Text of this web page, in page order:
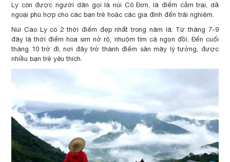
Ly còn được người dân gọi là núi Cô Đơn, là điểm cắm trại, dã
ngoại phù hợp cho các bạn trẻ hoặc các gia đình đến trải nghiệm.
Núi Cao Ly có 2 thời điểm đẹp nhất trong năm là: Từ tháng 7-9
đây là thời điểm hoa sim nở rộ, nhuộm tím cả ngọn đồi. Đến cuối
tháng 10 trở đi, nơi đây trở thành điểm săn mây lý tưởng, được
nhiều bạn trẻ yêu thích.